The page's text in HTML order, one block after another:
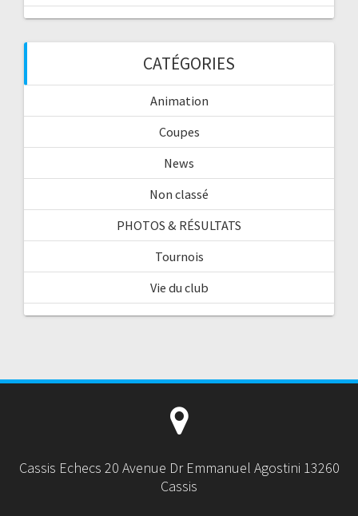
CATÉGORIES
Animation
Coupes
News
Non classé
PHOTOS & RÉSULTATS
Tournois
Vie du club
Cassis Echecs 20 Avenue Dr Emmanuel Agostini 13260
Cassis